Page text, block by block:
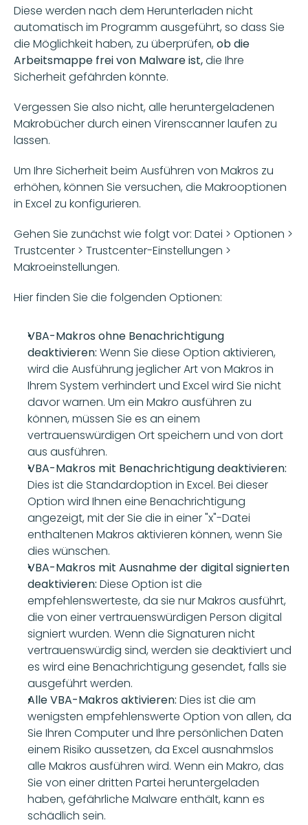
Diese werden nach dem Herunterladen nicht
automatisch im Programm ausgeführt, so dass Sie
die Möglichkeit haben, zu überprüfen, ob die
Arbeitsmappe frei von Malware ist, die Ihre
Sicherheit gefährden könnte.
Vergessen Sie also nicht, alle heruntergeladenen
Makrobücher durch einen Virenscanner laufen zu
lassen.
Um Ihre Sicherheit beim Ausführen von Makros zu
erhöhen, können Sie versuchen, die Makrooptionen
in Excel zu konfigurieren.
Gehen Sie zunächst wie folgt vor: Datei > Optionen >
Trustcenter > Trustcenter-Einstellungen >
Makroeinstellungen.
Hier finden Sie die folgenden Optionen:
VBA-Makros ohne Benachrichtigung
deaktivieren: Wenn Sie diese Option aktivieren,
wird die Ausführung jeglicher Art von Makros in
Ihrem System verhindert und Excel wird Sie nicht
davor warnen. Um ein Makro ausführen zu
können, müssen Sie es an einem
vertrauenswürdigen Ort speichern und von dort
aus ausführen.
VBA-Makros mit Benachrichtigung deaktivieren:
Dies ist die Standardoption in Excel. Bei dieser
Option wird Ihnen eine Benachrichtigung
angezeigt, mit der Sie die in einer "x"-Datei
enthaltenen Makros aktivieren können, wenn Sie
dies wünschen.
VBA-Makros mit Ausnahme der digital signierten
deaktivieren: Diese Option ist die
empfehlenswerteste, da sie nur Makros ausführt,
die von einer vertrauenswürdigen Person digital
signiert wurden. Wenn die Signaturen nicht
vertrauenswürdig sind, werden sie deaktiviert und
es wird eine Benachrichtigung gesendet, falls sie
ausgeführt werden.
Alle VBA-Makros aktivieren: Dies ist die am
wenigsten empfehlenswerte Option von allen, da
Sie Ihren Computer und Ihre persönlichen Daten
einem Risiko aussetzen, da Excel ausnahmslos
alle Makros ausführen wird. Wenn ein Makro, das
Sie von einer dritten Partei heruntergeladen
haben, gefährliche Malware enthält, kann es
schädlich sein.